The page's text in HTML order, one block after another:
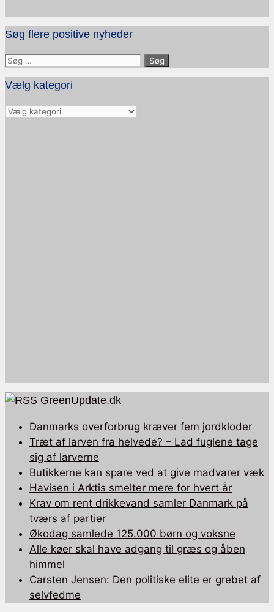
Søg flere positive nyheder
Søg
efter:
Vælg kategori
Vælg
GreenUpdate.dk
Danmarks overforbrug kræver fem jordkloder
Træt af larven fra helvede? – Lad fuglene tage
sig af larverne
Butikkerne kan spare ved at give madvarer væk
Havisen i Arktis smelter mere for hvert år
Krav om rent drikkevand samler Danmark på
tværs af partier
Økodag samlede 125.000 børn og voksne
Alle køer skal have adgang til græs og åben
himmel
Carsten Jensen: Den politiske elite er grebet af
selvfedme